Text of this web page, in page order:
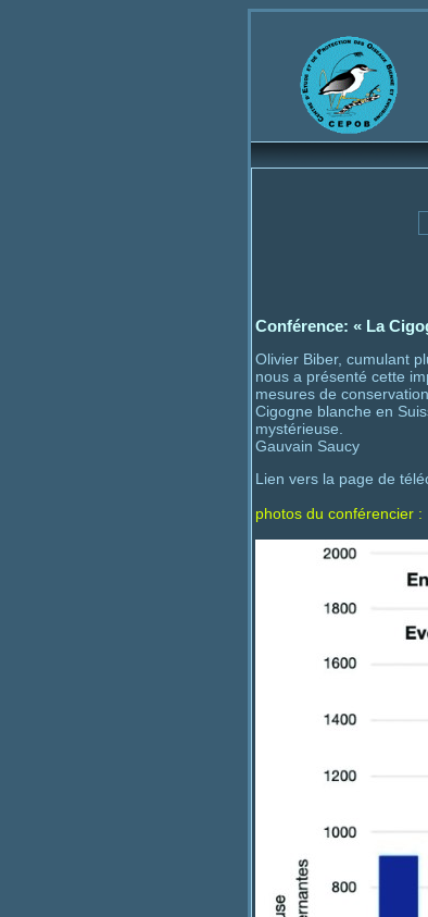
Conférence: « La
Olivier Biber, cumulant
nous a présenté cette
mesures de
Cigogne blanche en
mystérieuse.
Gauvain Saucy
Lien vers la page de
photos du conférencier :